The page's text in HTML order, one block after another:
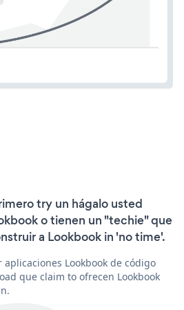
try un hágalo usted
o tienen un "techie" que
a Lookbook in 'no time'.
Lookbook de código
que claim to ofrecen Lookbook